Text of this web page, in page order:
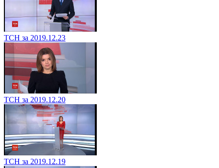
ТСН за 2019.12.23
ТСН за 2019.12.20
ТСН за 2019.12.19